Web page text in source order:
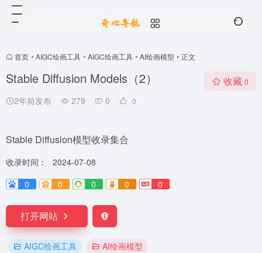
首页 • AIGC绘画工具 • AIGC绘画工具 • AI绘画模型 • 正文
Stable Diffusion Models（2）
2年前发布 279 0 0
收藏 0
Stable Diffusion模型收录集合
收录时间：
2024-07-08
0
0 0 0 0
打开网站
AIGC绘画工具 AI绘画模型